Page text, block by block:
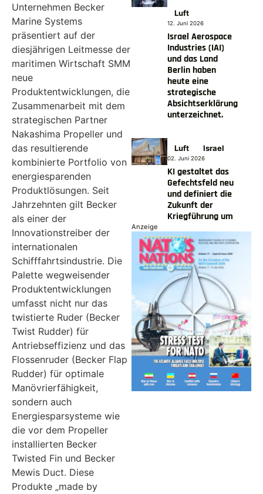
Unternehmen Becker
Marine Systems
präsentiert auf der
diesjährigen Leitmesse der
maritimen Wirtschaft SMM
neue
Produktentwicklungen, die
Zusammenarbeit mit dem
strategischen Partner
Nakashima Propeller und
das resultierende
kombinierte Portfolio von
energiesparenden
Produktlösungen. Seit
Jahrzehnten gilt Becker
als einer der
Innovationstreiber der
internationalen
Schifffahrtsindustrie. Die
Palette wegweisender
Produktentwicklungen
umfasst nicht nur das
twistierte Ruder (Becker
Twist Rudder) für
Antriebseffizienz und das
Flossenruder (Becker Flap
Rudder) für optimale
Manövrierfähigkeit,
sondern auch
Energiesparsysteme wie
die vor dem Propeller
installierten Becker
Twisted Fin und Becker
Mewis Duct. Diese
Produkte „made by
Luft
12. Juni 2026
Israel Aerospace
Industries (IAI)
und das Land
Berlin haben
heute eine
strategische
Absichtserklärung
unterzeichnet.
Luft Israel
02. Juni 2026
KI gestaltet das
Gefechtsfeld neu
und definiert die
Zukunft der
Kriegführung um
Anzeige